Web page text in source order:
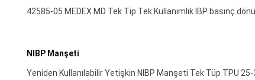
42585-05 MEDEX MD Tek Tip Tek Kullanımlık IBP basınç
NIBP Manşeti
Yeniden Kullanılabilir Yetişkin NIBP Manşeti Tek Tüp TPU 25-